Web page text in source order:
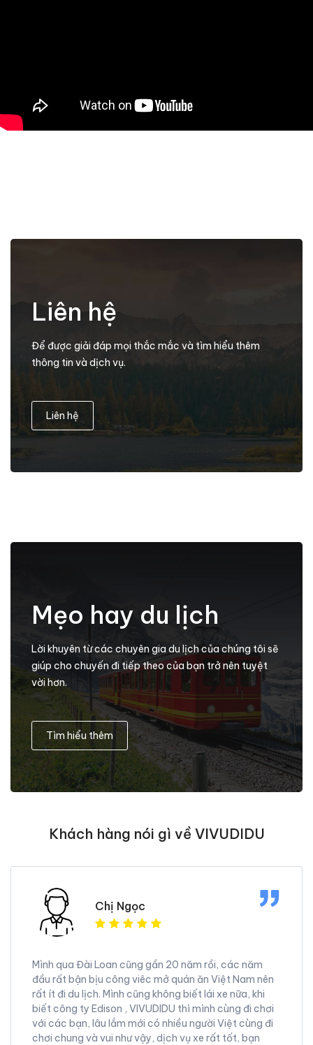
Liên hệ
Để được giải đáp mọi thắc mắc và tìm hiểu thêm
thông tin và dịch vụ.
Liên hệ
Mẹo hay du lịch
Lời khuyên từ các chuyên gia du lịch của chúng tôi sẽ
giúp cho chuyến đi tiếp theo của bạn trở nên tuyệt
vời hơn.
Tìm hiểu thêm
Khách hàng nói gì về VIVUDIDU
Chị Ngọc
Mình qua Đài Loan cũng gần 20 năm rồi, các năm
đầu rất bận bịu công viêc mở quán ăn Việt Nam nên
rất ít đi du lịch. Mình cũng không biết lái xe nữa, khi
biết công ty Edison , VIVUDIDU thì mình cùng đi chơi
với các bạn, lâu lắm mới có nhiều người Việt cùng đi
chơi chung và vui như vậy, dịch vụ xe rất tốt, bạn